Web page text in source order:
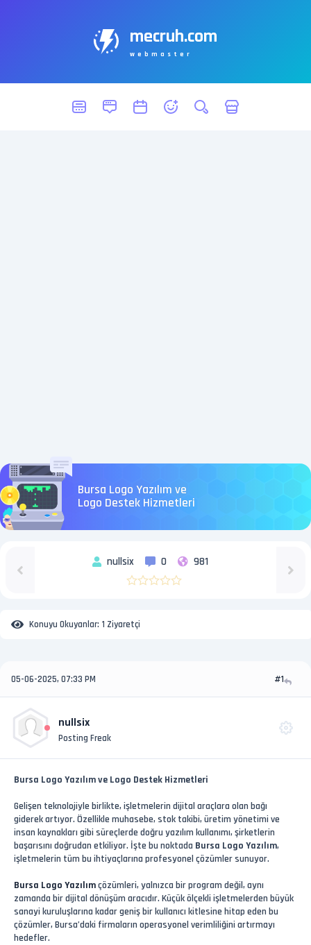
mecruh.com
webmaster
Bursa Logo Yazılım ve
Logo Destek Hizmetleri
nullsix 0 981
Konuyu Okuyanlar: 1 Ziyaretçi
05-06-2025, 07:33 PM #1
nullsix
Posting Freak
Bursa Logo Yazılım ve Logo Destek Hizmetleri
Gelişen teknolojiyle birlikte, işletmelerin dijital araçlara olan bağı
giderek artıyor. Özellikle muhasebe, stok takibi, üretim yönetimi ve
insan kaynakları gibi süreçlerde doğru yazılım kullanımı, şirketlerin
başarısını doğrudan etkiliyor. İşte bu noktada Bursa Logo Yazılım,
işletmelerin tüm bu ihtiyaçlarına profesyonel çözümler sunuyor.
Bursa Logo Yazılımçözümleri, yalnızca bir program değil, aynı
zamanda bir dijital dönüşüm aracıdır. Küçük ölçekli işletmelerden büyük
sanayi kuruluşlarına kadar geniş bir kullanıcı kitlesine hitap eden bu
çözümler, Bursa’daki firmaların operasyonel verimliliğini artırmayı
hedefler.